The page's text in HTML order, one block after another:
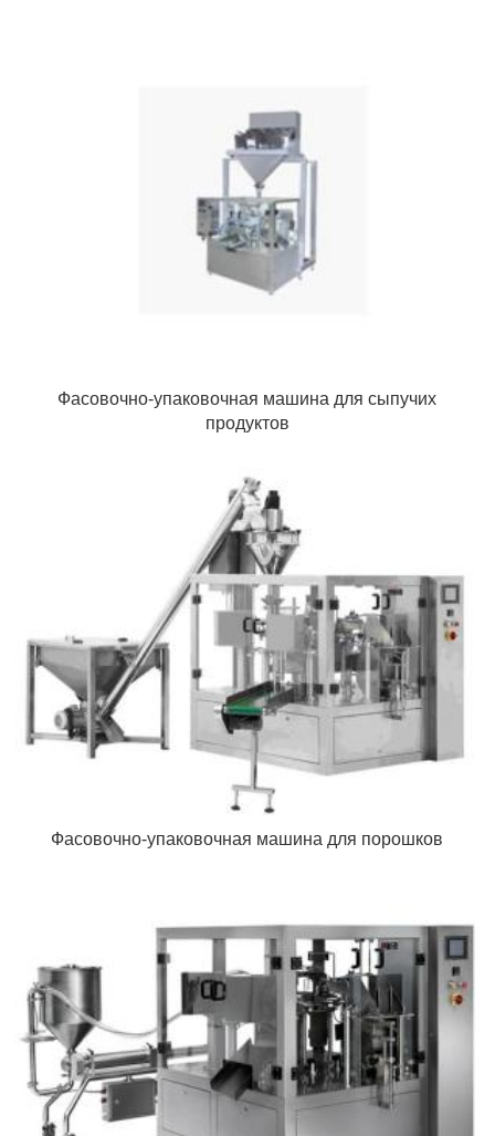
Фасовочно-упаковочная машина для сыпучих
продуктов
Фасовочно-упаковочная машина для порошков